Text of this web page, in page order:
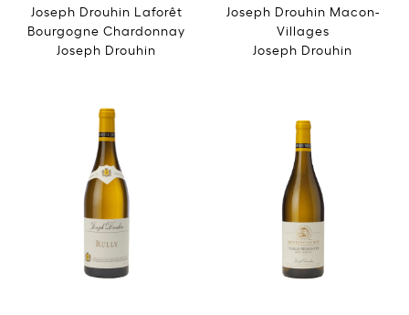
Joseph Drouhin Laforêt
Bourgogne Chardonnay
Joseph Drouhin
Joseph Drouhin Macon-
Villages
Joseph Drouhin